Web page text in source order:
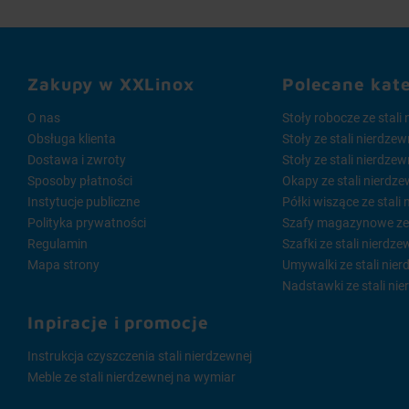
wizualna
Każdy
ogromną
Wózki
odporne
Zakupy w XXLinox
O nas
Obsługa klienta
Dostawa i zwroty
Sposoby płatności
Instytucje publiczne
Polityka prywatności
Regulamin
Mapa strony
Inpiracje i promocje
Instrukcja czyszczenia stali nierdzewnej
Meble ze stali nierdzewnej na wymiar
Polecane
Stoły robocze ze stali
Stoły ze stali
Stoły ze stali
Okapy ze stali
Półki wiszące ze stali
Szafy magazynowe
Szafki ze stali
Umywalki ze stali
Nadstawki ze stali